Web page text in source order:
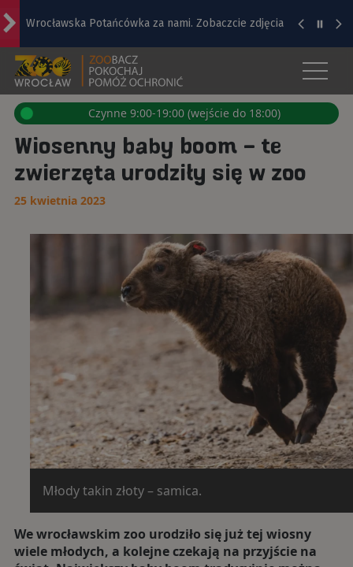
Wrocławska Potańcówka za nami. Zobaczcie zdjęcia
„Lato na Dolnym Śląsku” trwa na Wyspie Piasek
Super Mecz Manchester United vs. AC Milan we
Wrocławiu
Zaćmienie Słońca – 12 sierpnia. O której godzinie?
ZOO WROCŁAW - OFICJALNA
Otwór
menu
Czynne 9:00-19:00 (wejście do 18:00)
Wiosenny baby boom – te
zwierzęta urodziły się w zoo
25 kwietnia 2023
Młody takin złoty – samica.
We wrocławskim zoo urodziło się już tej wiosny
wiele młodych, a kolejne czekają na przyjście na